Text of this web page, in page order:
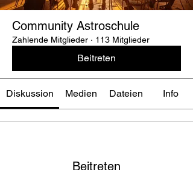
Community Astroschule
Zahlende Mitglieder · 113 Mitglieder
Beitreten
Diskussion Medien Dateien Info
Beitreten